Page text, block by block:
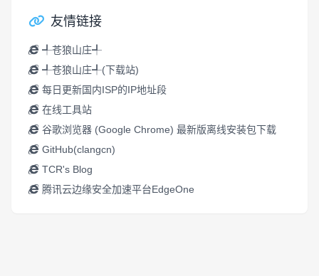
友情链接
╃苍狼山庄╃
╃苍狼山庄╃(下载站)
每日更新国内ISP的IP地址段
在线工具站
谷歌浏览器 (Google Chrome) 最新版离线安装包下载
GitHub(clangcn)
TCR's Blog
腾讯云边缘安全加速平台EdgeOne